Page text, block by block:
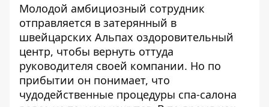
Молодой амбициозный сотрудник
отправляется в затерянный в
швейцарских Альпах оздоровительный
центр, чтобы вернуть оттуда
руководителя своей компании. Но по
прибытии он понимает, что
чудодейственные процедуры спа-салона